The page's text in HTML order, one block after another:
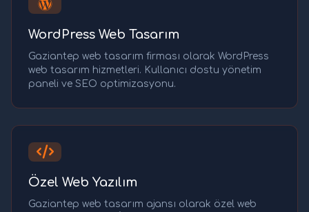
WordPress Web Tasarım
Gaziantep web tasarım firması olarak WordPress
web tasarım hizmetleri. Kullanıcı dostu yönetim
paneli ve SEO optimizasyonu.
Özel Web Yazılım
Gaziantep web tasarım ajansı olarak özel web